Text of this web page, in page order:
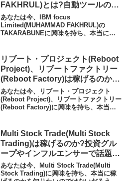
FAKHRUL)とは?自動ツールの実
態や実践者の声、口コミや評判を
調査しました
あなたは今、IBM focus
Limited(MUHAMMAD FAKHRUL)の
TAKARABUNEに興味を持ち、本当に稼
なのかを調べようとしているのではな...
リブート・プロジェクト(Reboot
Project)、リブートファクトリー
(Reboot Factory)は稼げるのか?
フィアナ、かずきの評判とは?
LOONSHOTS合同会社(荒井悠哉)
のFXの実態や実践者の声、口コ
あなたは今、リブート・プロジェクト
(Reboot Project)、リブートファクトリー
(Reboot Factory)に興味を持ち、本当に
(Reboot Project)...
Multi Stock Trade(Multi Stock
Trading)は稼げるのか?投資グル
ープやインフルエンサーで話題の
投資?投資アプリの実態や実践者
の声、口コミや評判を調査しまし
あなたは今、Multi Stock Trade(Multi
Stock Trading)に興味を持ち、本当に稼